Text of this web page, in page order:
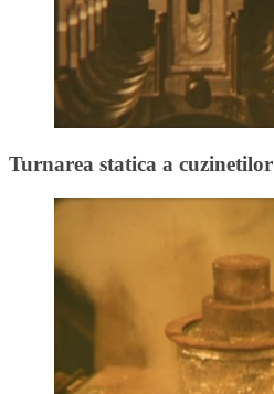
Turnarea statica a cuzinetilor